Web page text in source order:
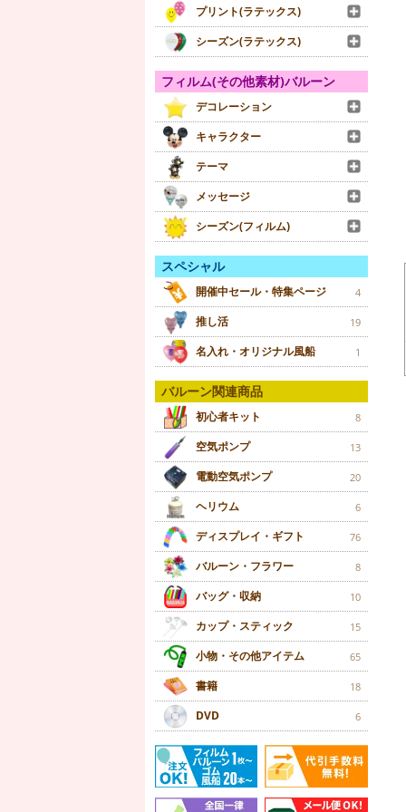
プリント(ラテックス)
シーズン(ラテックス)
フィルム(その他素材)バルーン
デコレーション
キャラクター
テーマ
メッセージ
シーズン(フィルム)
スペシャル
開催中セール・特集ページ 4
推し活 19
名入れ・オリジナル風船 1
バルーン関連商品
初心者キット 8
空気ポンプ 13
電動空気ポンプ 20
ヘリウム 6
ディスプレイ・ギフト 76
バルーン・フラワー 8
バッグ・収納 10
カップ・スティック 15
小物・その他アイテム 65
書籍 18
DVD 6